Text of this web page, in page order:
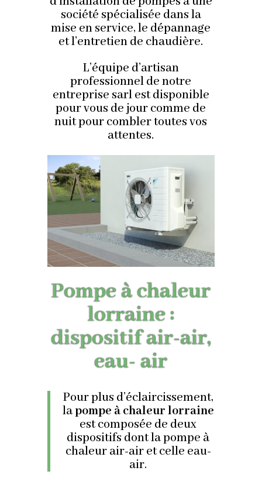
société spécialisée dans la
mise en service, le dépannage
et l’entretien de chaudière.
L’équipe d’artisan
professionnel de notre
entreprise sarl est disponible
pour vous de jour comme de
nuit pour combler toutes vos
attentes.
Pompe à chaleur
lorraine :
dispositif air-air,
eau- air
Pour plus d’éclaircissement,
lapompe à chaleur lorraine
est composée de deux
dispositifs dont la pompe à
chaleur air-air et celle eau-
air.